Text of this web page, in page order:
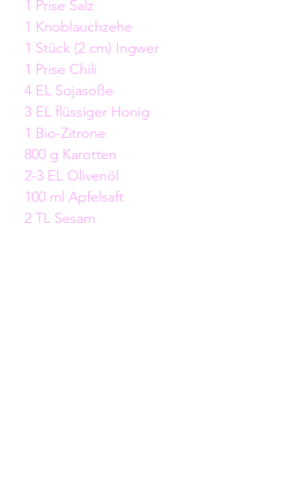
1 Prise Salz
1 Knoblauchzehe
1 Stück (2 cm) Ingwer
1 Prise Chili
4 EL Sojasoße
3 EL flüssiger Honig
1 Bio-Zitrone
800 g Karotten
2-3 EL Olivenöl
100 ml Apfelsaft
2 TL Sesam